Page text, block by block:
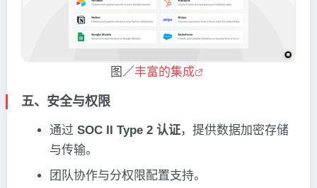
图／ 丰富的集成
五、安全与权限
通过 SOC II Type 2 认证，提供数据加密存储
与传输。
团队协作与分权限配置支持。